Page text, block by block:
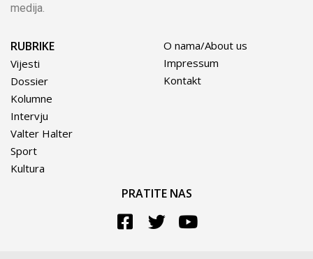
medija.
RUBRIKE
Vijesti
Dossier
Kolumne
Intervju
Valter Halter
Sport
Kultura
O nama/About us
Impressum
Kontakt
PRATITE NAS